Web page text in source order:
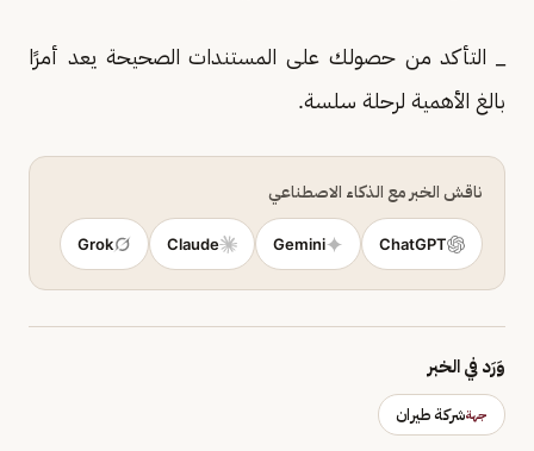
_ التأكد من حصولك على المستندات الصحيحة يعد أمرًا
بالغ الأهمية لرحلة سلسة.
ناقش الخبر مع الذكاء الاصطناعي
ChatGPT
Gemini
Claude
Grok
وَرَد في الخبر
جهةشركة طيران